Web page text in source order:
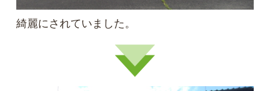
綺麗にされていました。